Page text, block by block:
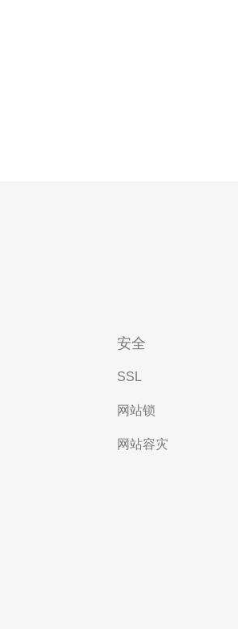
安全
SSL
网站锁
网站容灾